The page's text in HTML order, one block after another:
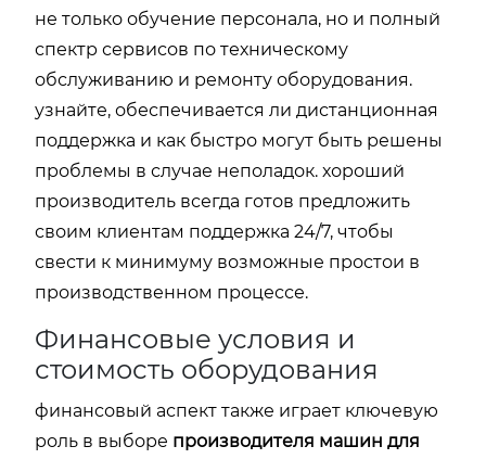
не только обучение персонала, но и полный
спектр сервисов по техническому
обслуживанию и ремонту оборудования.
узнайте, обеспечивается ли дистанционная
поддержка и как быстро могут быть решены
проблемы в случае неполадок. хороший
производитель всегда готов предложить
своим клиентам поддержка 24/7, чтобы
свести к минимуму возможные простои в
производственном процессе.
Финансовые условия и
стоимость оборудования
финансовый аспект также играет ключевую
роль в выборе производителя машин для